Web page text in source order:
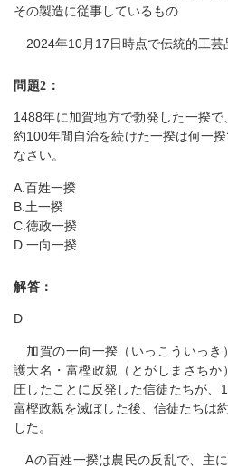
その製造に従事しているもの
2024年10月17日時点で伝統的工芸
問題2：
1488年に加賀地方で勃発した一揆
約100年間自治を続けた一揆は何一
なさい。
A.百姓一揆
B.土一揆
C.徳政一揆
D.一向一揆
解答：
D
加賀の一向一揆（いっこういっき
護大名・富樫政親（とがしまさち
圧したことに反発した信徒たちが、
富樫政親を滅ぼした後、信徒たちは
した。
Aの百姓一揆は農民の反乱で、主